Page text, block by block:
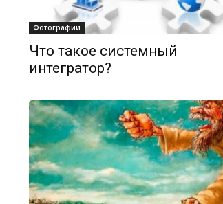
Фотографии
Что такое системный
интегратор?